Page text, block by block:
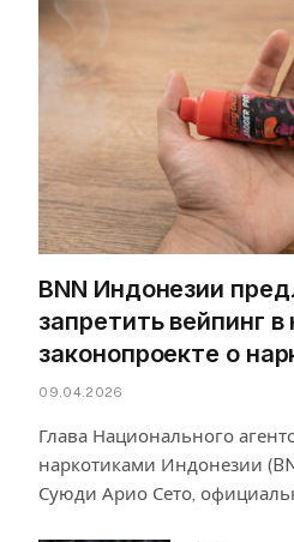
BNN Индонезии
запретить вейпинг
законопроекте о
09.04.2026
Глава Национального
наркотиками Индонезии
Суюди Арио Сето,